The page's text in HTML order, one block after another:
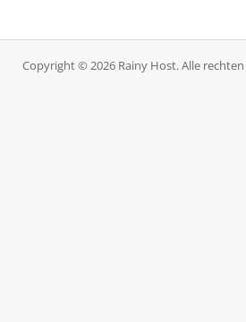
Copyright © 2026 Rainy Host. Alle